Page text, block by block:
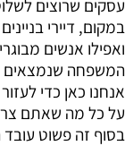
עסקים שרוצים
במקום, דיירי
ואפילו אנשים
המשפחה
אנחנו כאן כדי
על כל מה שאתם
בסוף זה פשוט עובד